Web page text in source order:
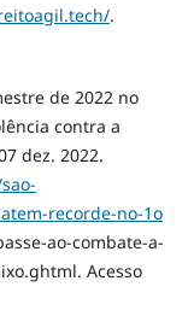
.
de 2022 no
contra a
dez. 2022.
recorde-no-1o
ao-combate-a-
Acesso